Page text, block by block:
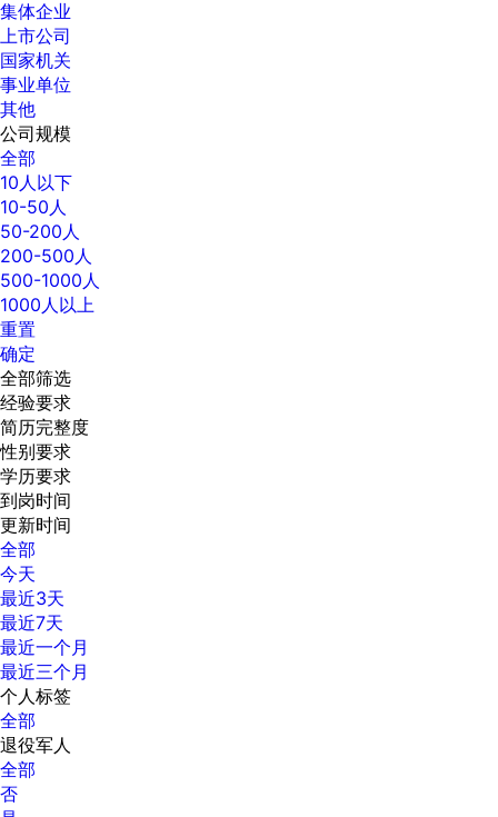
集体企业
上市公司
国家机关
事业单位
其他
公司规模
全部
10人以下
10-50人
50-200人
200-500人
500-1000人
1000人以上
重置
确定
全部筛选
经验要求
简历完整度
性别要求
学历要求
到岗时间
更新时间
全部
今天
最近3天
最近7天
最近一个月
最近三个月
个人标签
全部
退役军人
全部
否